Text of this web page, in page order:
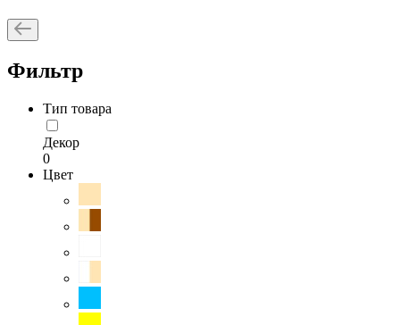
Фильтр
Тип товара
Декор
0
Цвет